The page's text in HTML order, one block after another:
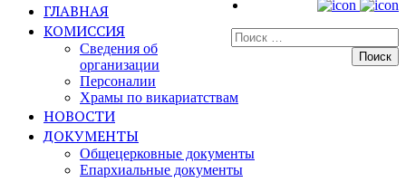
Искать:
ГЛАВНАЯ
КОМИССИЯ
Сведения об
организации
Персоналии
Храмы по викариатствам
НОВОСТИ
ДОКУМЕНТЫ
Общецерковные документы
Епархиальные документы